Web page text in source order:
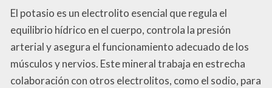
El potasio es un electrolito esencial que regula el
equilibrio hídrico en el cuerpo, controla la presión
arterial y asegura el funcionamiento adecuado de los
músculos y nervios. Este mineral trabaja en estrecha
colaboración con otros electrolitos, como el sodio, para